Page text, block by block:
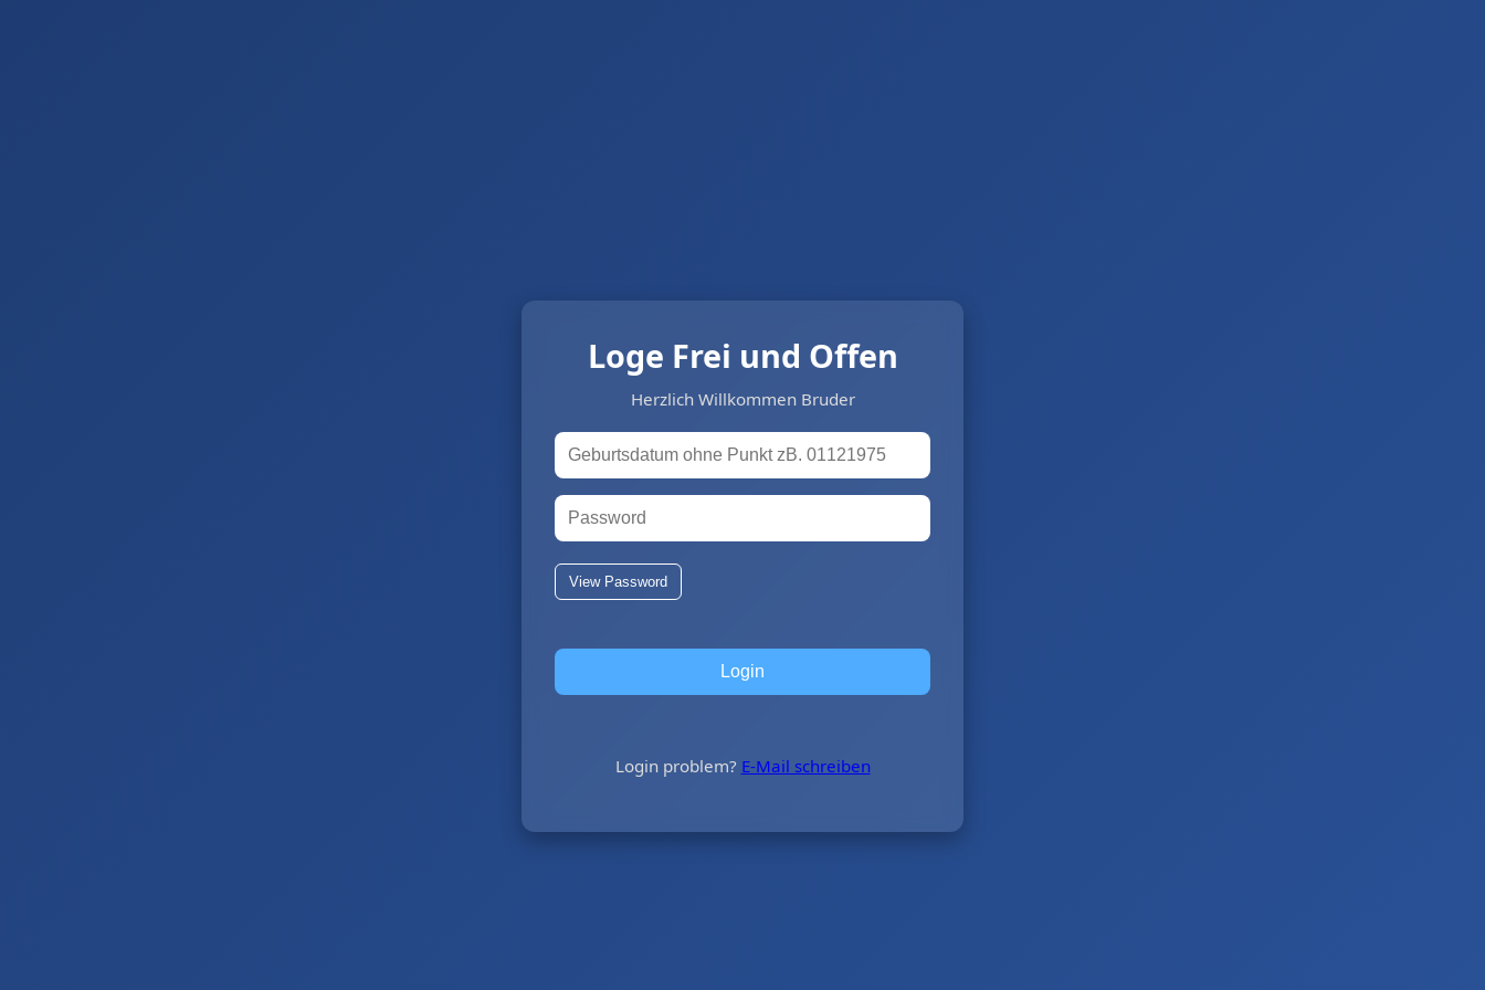
Loge Frei und Offen
Herzlich Willkommen Bruder
View Password
Login problem? E-Mail schreiben